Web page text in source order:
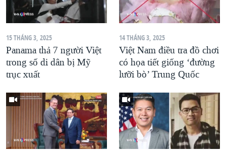
15 THÁNG 3, 2025
Panama thả 7 người Việt
trong số di dân bị Mỹ
trục xuất
14 THÁNG 3, 2025
Việt Nam điều tra đồ chơi
có họa tiết giống ‘đường
lưỡi bò’ Trung Quốc